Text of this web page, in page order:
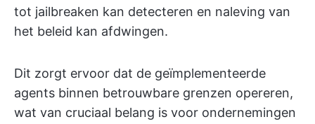
tot jailbreaken kan detecteren en naleving van
het beleid kan afdwingen.
Dit zorgt ervoor dat de geïmplementeerde
agents binnen betrouwbare grenzen opereren,
wat van cruciaal belang is voor ondernemingen